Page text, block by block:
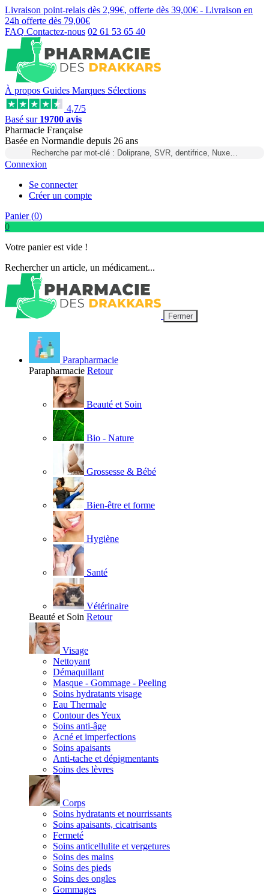
Livraison point-relais dès 2,99€, offerte dès 39,00€ - Livraison en
24h offerte dès 79,00€
FAQ Contactez-nous 02 61 53 65 40
À propos Guides Marques Sélections
4,7/5
Basé sur 19700 avis
Pharmacie Française
Basée en Normandie depuis 26 ans
Recherche par mot-clé : Doliprane, SVR, dentifrice, Nuxe…
Connexion
Se connecter
Créer un compte
Panier (0)
0
Votre panier est vide !
Rechercher un article, un médicament...
Fermer
Parapharmacie
Parapharmacie Retour
Beauté et Soin
Bio - Nature
Grossesse & Bébé
Bien-être et forme
Hygiène
Santé
Vétérinaire
Beauté et Soin Retour
Visage
Nettoyant
Démaquillant
Masque - Gommage - Peeling
Soins hydratants visage
Eau Thermale
Contour des Yeux
Soins anti-âge
Acné et imperfections
Soins apaisants
Anti-tache et dépigmentants
Soins des lèvres
Corps
Soins hydratants et nourrissants
Soins apaisants, cicatrisants
Fermeté
Soins anticellulite et vergetures
Soins des mains
Soins des pieds
Soins des ongles
Gommages